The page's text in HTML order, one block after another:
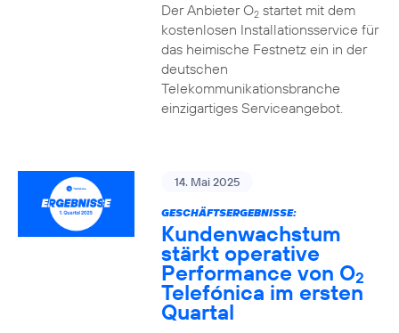
Der Anbieter O2startet mit dem
kostenlosen Installationsservice für
das heimische Festnetz ein in der
deutschen
Telekommunikationsbranche
einzigartiges Serviceangebot.
14. Mai 2025
GESCHÄFTSERGEBNISSE:
Kundenwachstum
stärkt operative
Performance von O2
Telefónica im ersten
Quartal